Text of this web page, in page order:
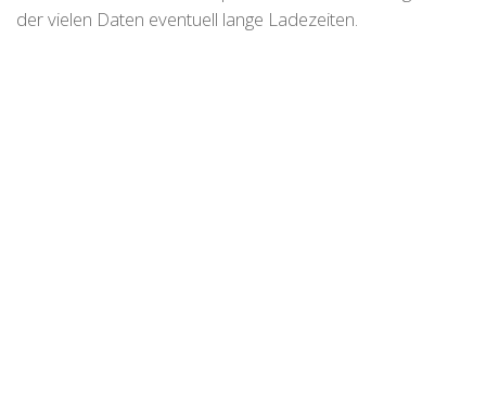
der vielen Daten eventuell lange Ladezeiten.